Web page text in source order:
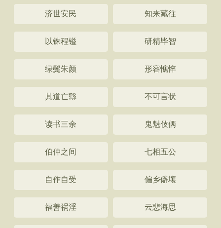
济世安民 知来藏往
以铢程镒 研精毕智
绿鬓朱颜 形容憔悴
其道亡繇 不可言状
读书三余 鬼魅伎俩
伯仲之间 七相五公
自作自受 偏乡僻壤
福善祸淫 云悲海思